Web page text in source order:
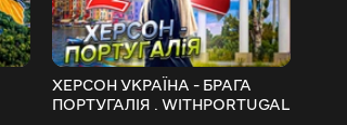
ХЕРСОН УКРАЇНА - БРАГА
ПОРТУГАЛІЯ . WITHPORTUGAL